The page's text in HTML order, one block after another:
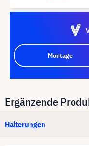
Montage
Ergänzende
Halterungen